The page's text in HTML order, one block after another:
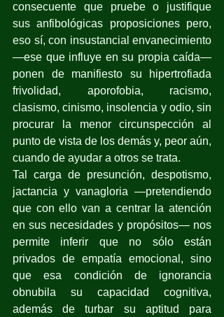
consecuente que pruebe o justifique
sus anfibológicas proposiciones pero,
eso sí, con insustancial envanecimiento
—ese que influye en su propia caída—
ponen de manifiesto su hipertrofiada
frivolidad, aporofobia, racismo,
clasismo, cinismo, insolencia y odio, sin
procurar la menor circunspección al
punto de vista de los demás y, peor aún,
cuando de ayudar a otros se trata.
Tal carga de presunción, despotismo,
jactancia y vanagloria —pretendiendo
que con ello van a centrar la atención
en sus necesidades y propósitos— nos
permite inferir que no sólo están
privados de empatía emocional, sino
que esa condición de ignorancia
obnubila su capacidad cognitiva,
además de turbar su aptitud para